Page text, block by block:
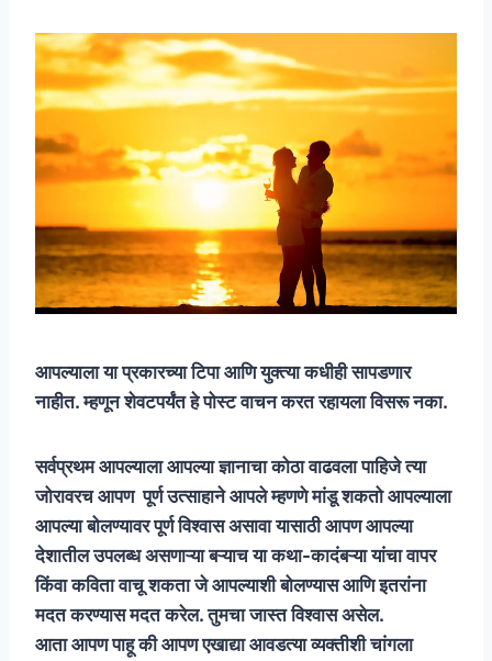
आपल्याला या प्रकारच्या टिपा आणि युक्त्या कधीही सापडणार
नाहीत. म्हणून शेवटपर्यंत हे पोस्ट वाचन करत रहायला विसरू नका.
सर्वप्रथम आपल्याला आपल्या ज्ञानाचा कोठा वाढवला पाहिजे त्या
जोरावरच आपण पूर्ण उत्साहाने आपले म्हणणे मांडू शकतो आपल्याला
आपल्या बोलण्यावर पूर्ण विश्वास असावा यासाठी आपण आपल्या
देशातील उपलब्ध असणाऱ्या बऱ्याच या कथा-कादंबऱ्या यांचा वापर
किंवा कविता वाचू शकता जे आपल्याशी बोलण्यास आणि इतरांना
मदत करण्यास मदत करेल. तुमचा जास्त विश्वास असेल.
आता आपण पाहू की आपण एखाद्या आवडत्या व्यक्तीशी चांगला